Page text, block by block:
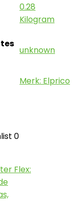
‎0.28
Kilogram
‎unknown
Merk: Elprico
0